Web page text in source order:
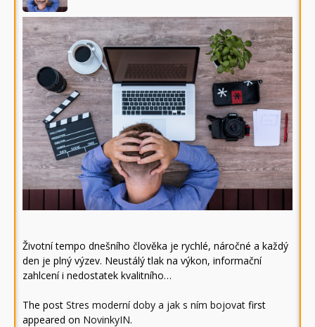
Životní tempo dnešního člověka je rychlé, náročné a každý
den je plný výzev. Neustálý tlak na výkon, informační
zahlcení i nedostatek kvalitního…
The post Stres moderní doby a jak s ním bojovat first
appeared on NovinkyIN.